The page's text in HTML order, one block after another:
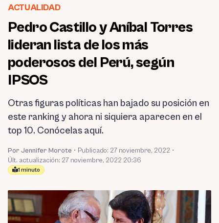
ACTUALIDAD
Pedro Castillo y Aníbal Torres
lideran lista de los más
poderosos del Perú, según
IPSOS
Otras figuras políticas han bajado su posición en
este ranking y ahora ni siquiera aparecen en el
top 10. Conócelas aquí.
Por Jennifer Morote • Publicado: 27 noviembre, 2022 •
Últ. actualización: 27 noviembre, 2022 20:36
1 minuto